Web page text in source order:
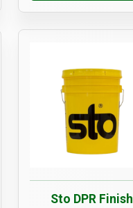
Sto DPR Finish